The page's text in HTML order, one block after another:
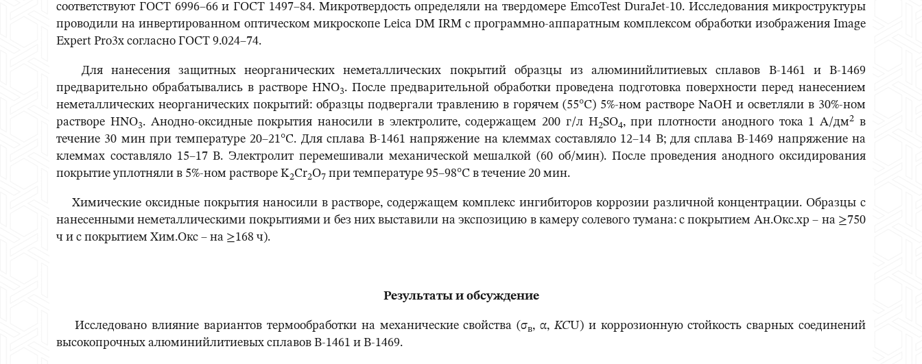
соответствуют ГОСТ 6996–66 и ГОСТ 1497–84. Микротвердость определяли на твердомере EmcoTest DuraJet-10. Исследования микроструктуры
проводили на инвертированном оптическом микроскопе Leica DM IRM с программно-аппаратным комплексом обработки изображения Image
Expert Pro3x согласно ГОСТ 9.024–74.
Для нанесения защитных неорганических неметаллических покрытий образцы из алюминийлитиевых сплавов В-1461 и В-1469
предварительно обрабатывались в растворе HNO3. После предварительной обработки проведена подготовка поверхности перед нанесением
неметаллических неорганических покрытий: образцы подвергали травлению в горячем (55°С) 5%-ном растворе NaOH и осветляли в 30%-ном
растворе HNO3. Анодно-оксидные покрытия наносили в электролите, содержащем 200 г/л H2SO4, при плотности анодного тока 1 А/дм2
в
течение 30 мин при температуре 20–21°С. Для сплава В-1461 напряжение на клеммах составляло 12–14 В; для сплава В-1469 напряжение на
клеммах составляло 15–17 В. Электролит перемешивали механической мешалкой (60 об/мин). После проведения анодного оксидирования
покрытие уплотняли в 5%-ном растворе K2Cr2O7 при температуре 95–98°С в течение 20 мин.
Химические оксидные покрытия наносили в растворе, содержащем комплекс ингибиторов коррозии различной концентрации. Образцы с
нанесенными неметаллическими покрытиями и без них выставили на экспозицию в камеру солевого тумана: с покрытием Ан.Окс.хр – на ≥750
ч и с покрытием Хим.Окс – на ≥168 ч).
Результаты и обсуждение
Исследовано влияние вариантов термообработки на механические свойства (σв, α,KCU) и коррозионную стойкость сварных соединений
высокопрочных алюминийлитиевых сплавов В-1461 и В-1469.